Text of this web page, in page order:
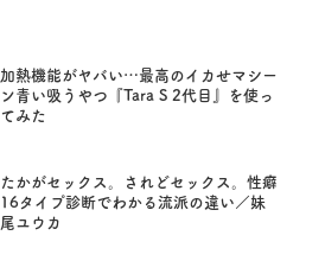
加熱機能がヤバい…最高のイカせマシー
ン青い吸うやつ『Tara S 2代目』を使っ
てみた
たかがセックス。されどセックス。性癖
16タイプ診断でわかる流派の違い／妹
尾ユウカ